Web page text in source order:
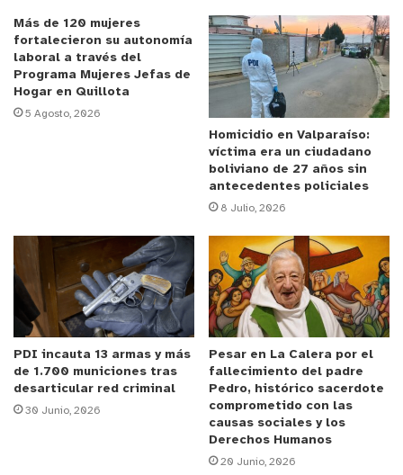
En la oportunidad también participaron alcaldes de
la Provincia de Quillota.
Al finalizar la jornada le hicieron entrega de un
cajón de paltas de La Cruz, que recibió con agrado,
para luego fotografiarse junto al administrador
municipal Lautaro Correa, antes de retirarse con
Más de 120 mujeres
fortalecieron su autonomía
laboral a través del
Programa Mujeres Jefas de
Hogar en Quillota
5 Agosto, 2026
Homicidio en Valparaíso:
víctima era un ciudadano
boliviano de 27 años sin
antecedentes policiales
8 Julio, 2026
PDI incauta 13 armas y más
de 1.700 municiones tras
desarticular red criminal
30 Junio, 2026
Pesar en La Calera por el
fallecimiento del padre
Pedro, histórico sacerdote
comprometido con las
causas sociales y los
Derechos Humanos
20 Junio, 2026